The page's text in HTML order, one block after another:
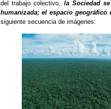
del trabajo colectivo, la Sociedad
humanizada; el espacio
siguiente secuencia de imágenes: